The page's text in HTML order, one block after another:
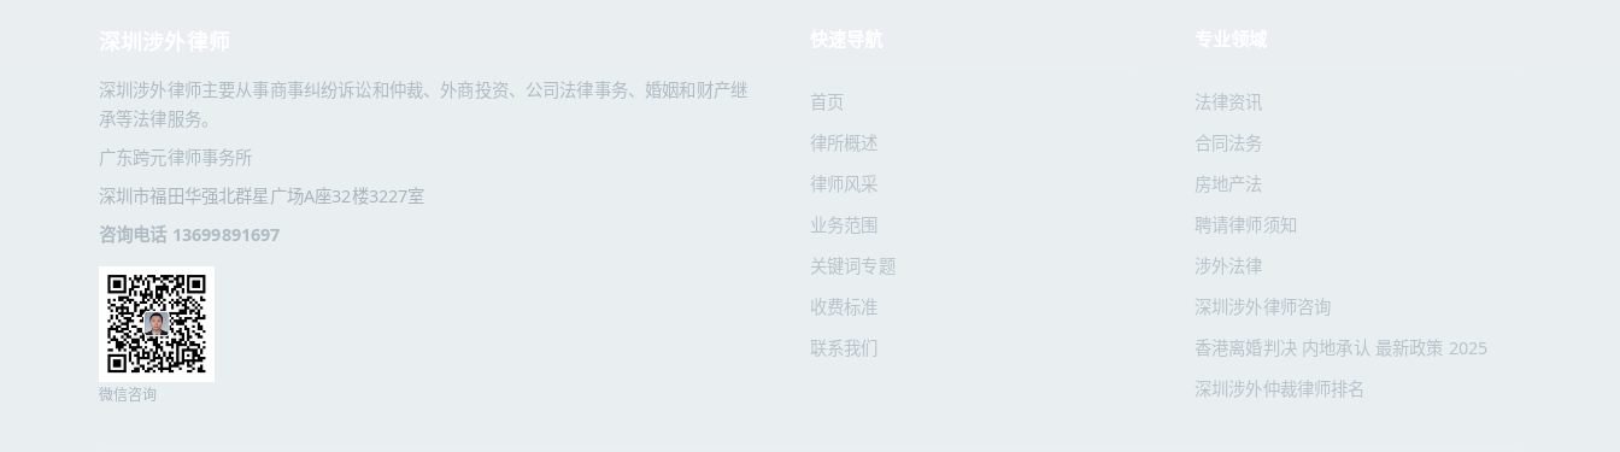
深圳涉外律师主要从事商事纠纷诉讼和仲裁、外商投资、公司法律事务、婚姻和财产继
承等法律服务。
广东跨元律师事务所
深圳市福田华强北群星广场A座32楼3227室
咨询电话 13699891697
微信咨询
首页
律所概述
律师风采
业务范围
关键词专题
收费标准
联系我们
法律资讯
合同法务
房地产法
聘请律师须知
涉外法律
深圳涉外律师咨询
香港离婚判决 内地承认 最新政策 2025
深圳涉外仲裁律师排名